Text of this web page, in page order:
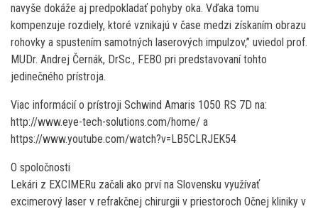
navyše dokáže aj predpokladať pohyby oka. Vďaka tomu
kompenzuje rozdiely, ktoré vznikajú v čase medzi získaním obrazu
rohovky a spustením samotných laserových impulzov,” uviedol prof.
MUDr. Andrej Černák, DrSc., FEBO pri predstavovaní tohto
jedinečného prístroja.
Viac informácií o prístroji Schwind Amaris 1050 RS 7D na:
http://www.eye-tech-solutions.com/home/ a
https://www.youtube.com/watch?v=LB5CLRJEK54
O spoločnosti
Lekári z EXCIMERu začali ako prví na Slovensku využívať
excimerový laser v refrakčnej chirurgii v priestoroch Očnej kliniky v